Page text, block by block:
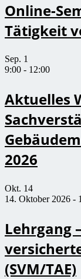
Online-
Tätigkeit
Sep. 1
9:00 - 12:00
Aktuelles
2026
Okt. 14
14. Oktober 2026 -
Lehrgang
(SVM/TAE)